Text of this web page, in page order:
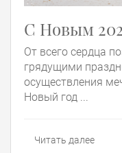
С Новым
От всего сердца
грядущими
осуществления
Новый год ...
Читать далее